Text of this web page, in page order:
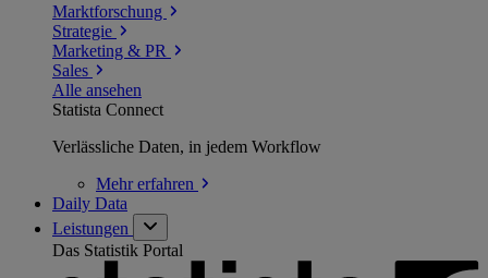
Marktforschung
Strategie
Marketing & PR
Sales
Alle ansehen
Statista Connect
Verlässliche Daten, in jedem Workflow
Mehrerfahren
Daily Data
Leistungen
Das Statistik Portal